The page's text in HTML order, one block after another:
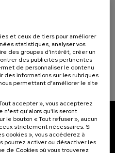
(1)
... DE 22 €
Dernières
places
Gratuit
Date
passée
Liste
d'attente
Période
d'inscription
terminée
recevoir les
et ceux de tiers pour améliorer
statistiques, analyser vos
des groupes d’intérêt, créer un
des publicités pertinentes
de personnaliser le contenu
des informations sur les rubriques
permettant d’améliorer le site
accepter », vous accepterez
n'est qu'alors qu'ils seront
le bouton « Tout refuser », aucun
strictement nécessaires. Si
cookies », vous accéderez à
pourrez activer ou désactiver les
de Cookies où vous trouverez